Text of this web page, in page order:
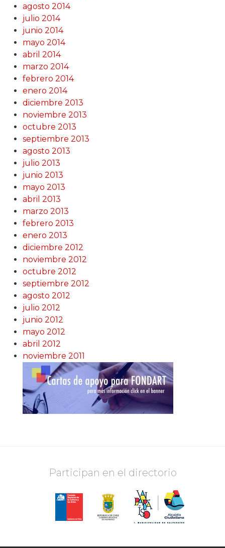
agosto 2014
julio 2014
junio 2014
mayo 2014
abril 2014
marzo 2014
febrero 2014
enero 2014
diciembre 2013
noviembre 2013
octubre 2013
septiembre 2013
agosto 2013
julio 2013
junio 2013
mayo 2013
abril 2013
marzo 2013
febrero 2013
enero 2013
diciembre 2012
noviembre 2012
octubre 2012
septiembre 2012
agosto 2012
julio 2012
junio 2012
mayo 2012
abril 2012
noviembre 2011
Participan en el directorio